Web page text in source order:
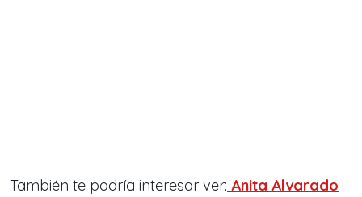
También te podría interesar ver: Anita Alvarado